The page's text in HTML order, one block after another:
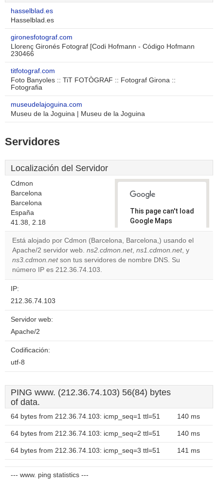
hasselblad.es
Hasselblad.es
gironesfotograf.com
Llorenç Gironés Fotograf [Codi Hofmann - Código Hofmann
230466
titfotograf.com
Foto Banyoles :: TiT FOTÒGRAF :: Fotograf Girona ::
Fotografia
museudelajoguina.com
Museu de la Joguina | Museu de la Joguina
Servidores
Localización del Servidor
Cdmon
Barcelona
Barcelona
España
41.38, 2.18
This page can't load
Google Maps
correctly.
Do you
own this
Está alojado por Cdmon (Barcelona, Barcelona,) usando el
Apache/2 servidor web. ns2.cdmon.net, ns1.cdmon.net, y
ns3.cdmon.netson tus servidores de nombre DNS. Su
número IP es 212.36.74.103.
IP:
212.36.74.103
Servidor web:
Apache/2
Codificación:
utf-8
PING www. (212.36.74.103) 56(84) bytes
of data.
64 bytes from 212.36.74.103: icmp_seq=1 ttl=51 140 ms
64 bytes from 212.36.74.103: icmp_seq=2 ttl=51 140 ms
64 bytes from 212.36.74.103: icmp_seq=3 ttl=51 141 ms
--- www. ping statistics ---